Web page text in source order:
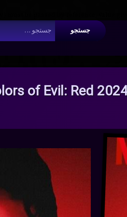
جستجو